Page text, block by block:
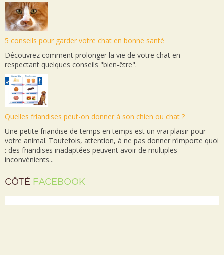
5 conseils pour garder votre chat en bonne santé
Découvrez comment prolonger la vie de votre chat en
respectant quelques conseils "bien-être".
Quelles friandises peut-on donner à son chien ou chat ?
Une petite friandise de temps en temps est un vrai plaisir pour
votre animal. Toutefois, attention, à ne pas donner n’importe quoi
: des friandises inadaptées peuvent avoir de multiples
inconvénients...
CÔTÉ FACEBOOK